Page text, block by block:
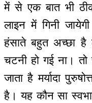
में से एक बात भी
लाइन में गिनी
हंसाते बहुत अच्छा है
चटनी हो गई ना।
जाता है मर्यादा
है। यह कौन सा